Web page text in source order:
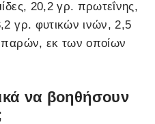
20,2 γρ. πρωτεΐνης,
γρ. φυτικών ινών, 2,5
εκ των οποίων
να βοηθήσουν